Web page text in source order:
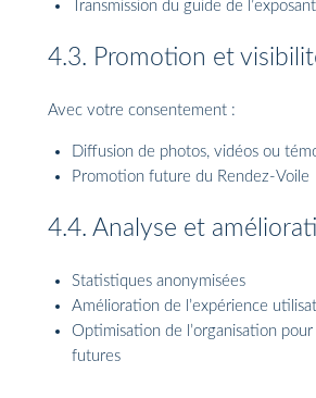
Transmission du guide de
4.3. Promotion et
Avec votre consentement :
Diffusion de photos, vidéos ou
Promotion future du Rendez-Voile
4.4. Analyse et
Statistiques anonymisées
Amélioration de l’expérience
Optimisation de l’organisation
futures